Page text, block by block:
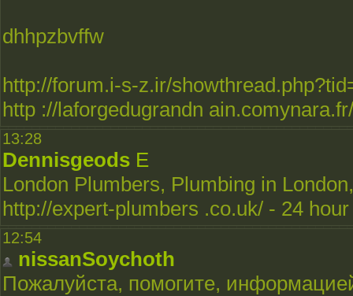
dhhpzbvffw
http://forum.i-s-z.ir/
http ://laforgedugrandn
13:28
Dennisgeods E
London Plumbers, Plumbing in
http://expert-plumbers .co.uk/ - 24
12:54
nissanSoychoth
Пожалуйста, помогите,